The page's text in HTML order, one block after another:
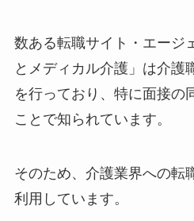
数ある転職サイト・エージ
とメディカル介護」は介護
を行っており、特に面接の
ことで知られています。
そのため、介護業界への転
利用しています。